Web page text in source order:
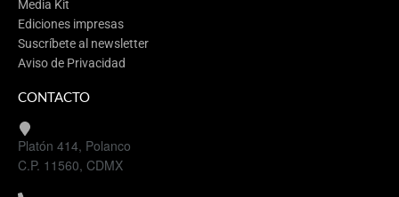
Media Kit
Ediciones impresas
Suscríbete al newsletter
Aviso de Privacidad
CONTACTO
Platón 414, Polanco
C.P. 11560, CDMX